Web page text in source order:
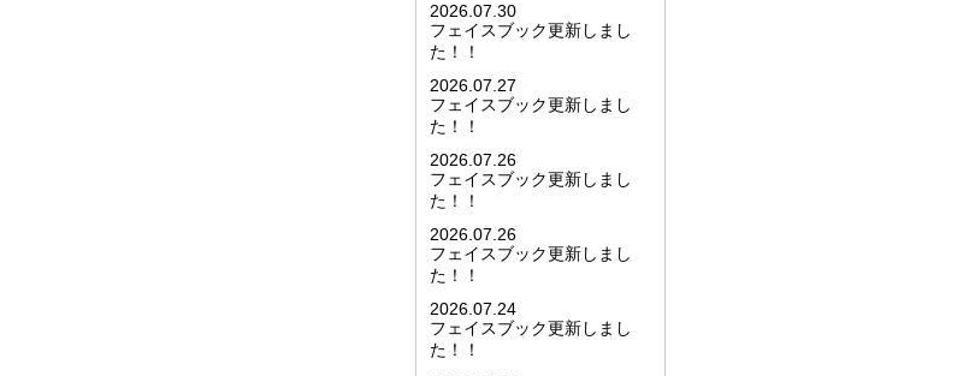
2026.07.30
フェイスブック更新しまし
た！！
2026.07.27
フェイスブック更新しまし
た！！
2026.07.26
フェイスブック更新しまし
た！！
2026.07.26
フェイスブック更新しまし
た！！
2026.07.24
フェイスブック更新しまし
た！！